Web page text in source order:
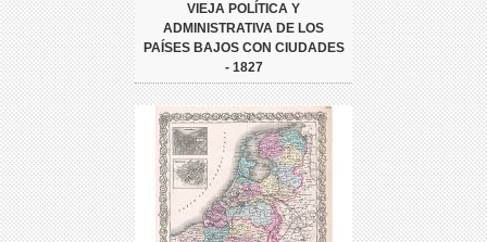
VIEJA POLÍTICA Y
ADMINISTRATIVA DE LOS
PAÍSES BAJOS CON CIUDADES
- 1827